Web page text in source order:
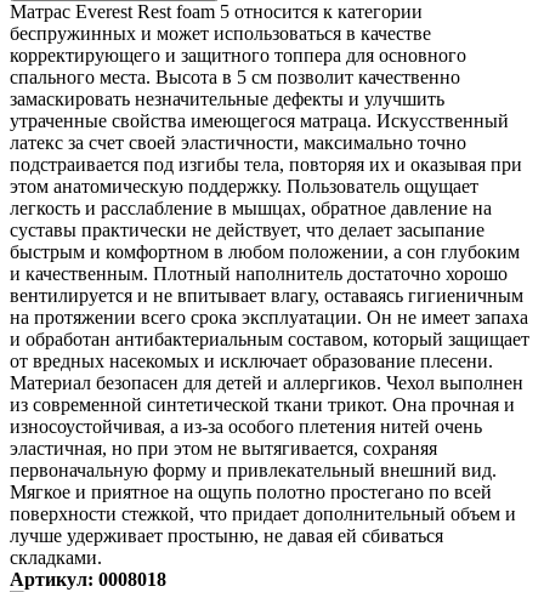
Матрас Everest Rest foam 5 относится к категории
беспружинных и может использоваться в качестве
корректирующего и защитного топпера для основного
спального места. Высота в 5 см позволит качественно
замаскировать незначительные дефекты и улучшить
утраченные свойства имеющегося матраца. Искусственный
латекс за счет своей эластичности, максимально точно
подстраивается под изгибы тела, повторяя их и оказывая при
этом анатомическую поддержку. Пользователь ощущает
легкость и расслабление в мышцах, обратное давление на
суставы практически не действует, что делает засыпание
быстрым и комфортном в любом положении, а сон глубоким
и качественным. Плотный наполнитель достаточно хорошо
вентилируется и не впитывает влагу, оставаясь гигиеничным
на протяжении всего срока эксплуатации. Он не имеет запаха
и обработан антибактериальным составом, который защищает
от вредных насекомых и исключает образование плесени.
Материал безопасен для детей и аллергиков. Чехол выполнен
из современной синтетической ткани трикот. Она прочная и
износоустойчивая, а из-за особого плетения нитей очень
эластичная, но при этом не вытягивается, сохраняя
первоначальную форму и привлекательный внешний вид.
Мягкое и приятное на ощупь полотно простегано по всей
поверхности стежкой, что придает дополнительный объем и
лучше удерживает простыню, не давая ей сбиваться
складками.
Артикул: 0008018